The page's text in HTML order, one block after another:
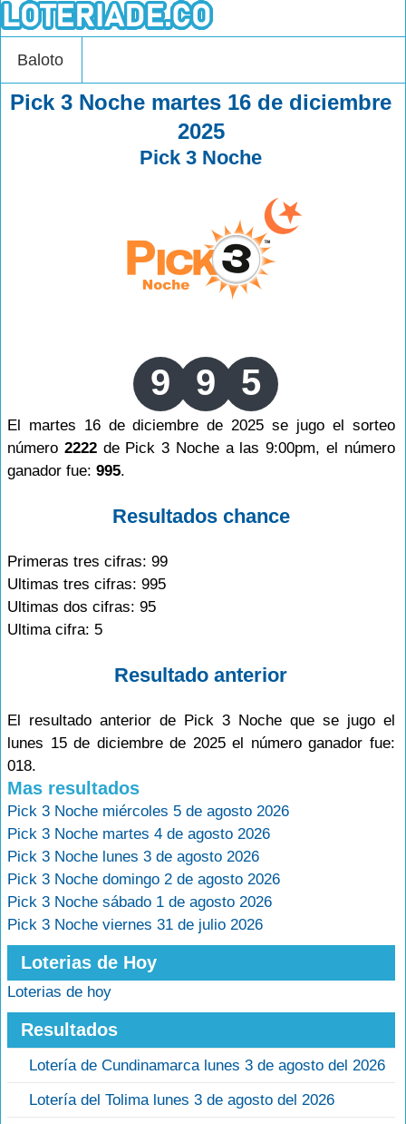
Baloto
Pick 3 Noche martes 16 de diciembre
2025
Pick 3 Noche
9 9 5
El martes 16 de diciembre de 2025 se jugo el sorteo
número 2222de Pick 3 Noche a las 9:00pm, el número
ganador fue: 995.
Resultados chance
Primeras tres cifras: 99
Ultimas tres cifras: 995
Ultimas dos cifras: 95
Ultima cifra: 5
Resultado anterior
El resultado anterior de Pick 3 Noche que se jugo el
lunes 15 de diciembre de 2025 el número ganador fue:
018.
Mas resultados
Pick 3 Noche miércoles 5 de agosto 2026
Pick 3 Noche martes 4 de agosto 2026
Pick 3 Noche lunes 3 de agosto 2026
Pick 3 Noche domingo 2 de agosto 2026
Pick 3 Noche sábado 1 de agosto 2026
Pick 3 Noche viernes 31 de julio 2026
Loterias de Hoy
Loterias de hoy
Resultados
Lotería de Cundinamarca lunes 3 de agosto del 2026
Lotería del Tolima lunes 3 de agosto del 2026